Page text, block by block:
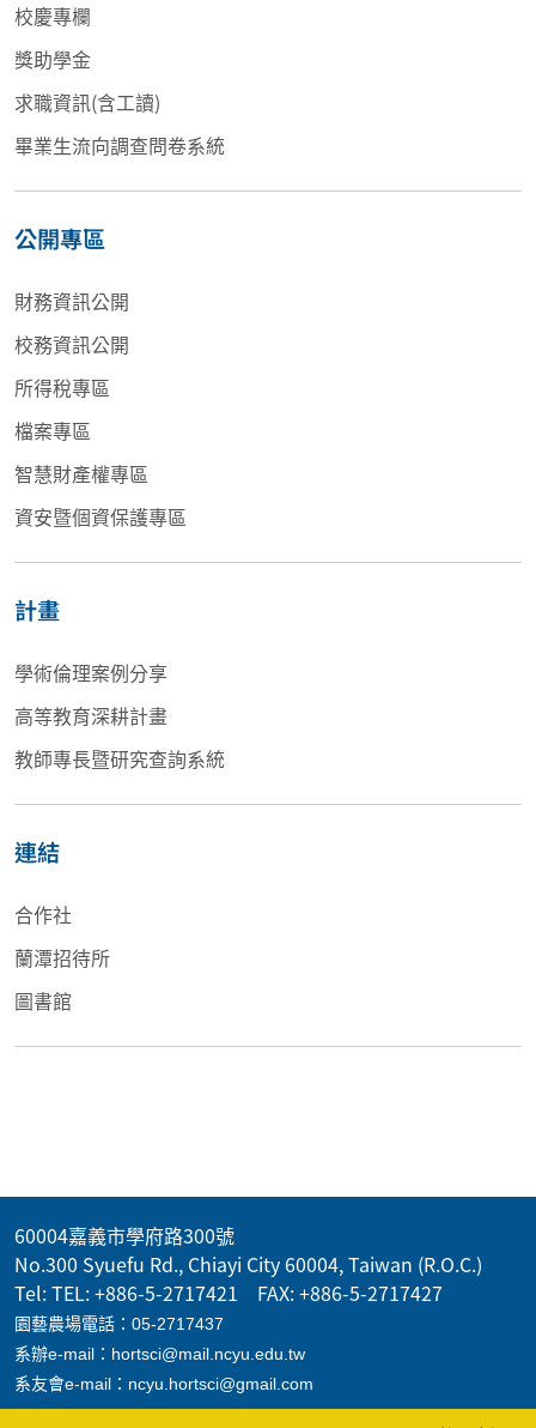
校慶專欄
獎助學金
求職資訊(含工讀)
畢業生流向調查問卷系統
公開專區
財務資訊公開
校務資訊公開
所得稅專區
檔案專區
智慧財產權專區
資安暨個資保護專區
計畫
學術倫理案例分享
高等教育深耕計畫
教師專長暨研究查詢系統
連結
合作社
蘭潭招待所
圖書館
60004嘉義市學府路300號
No.300 Syuefu Rd., Chiayi City 60004, Taiwan (R.O.C.)
Tel: TEL: +886-5-2717421 FAX: +886-5-2717427
園藝農場電話：05-2717437
系辦e-mail：hortsci@mail.ncyu.edu.tw
系友會e-mail：ncyu.hortsci@gmail.com